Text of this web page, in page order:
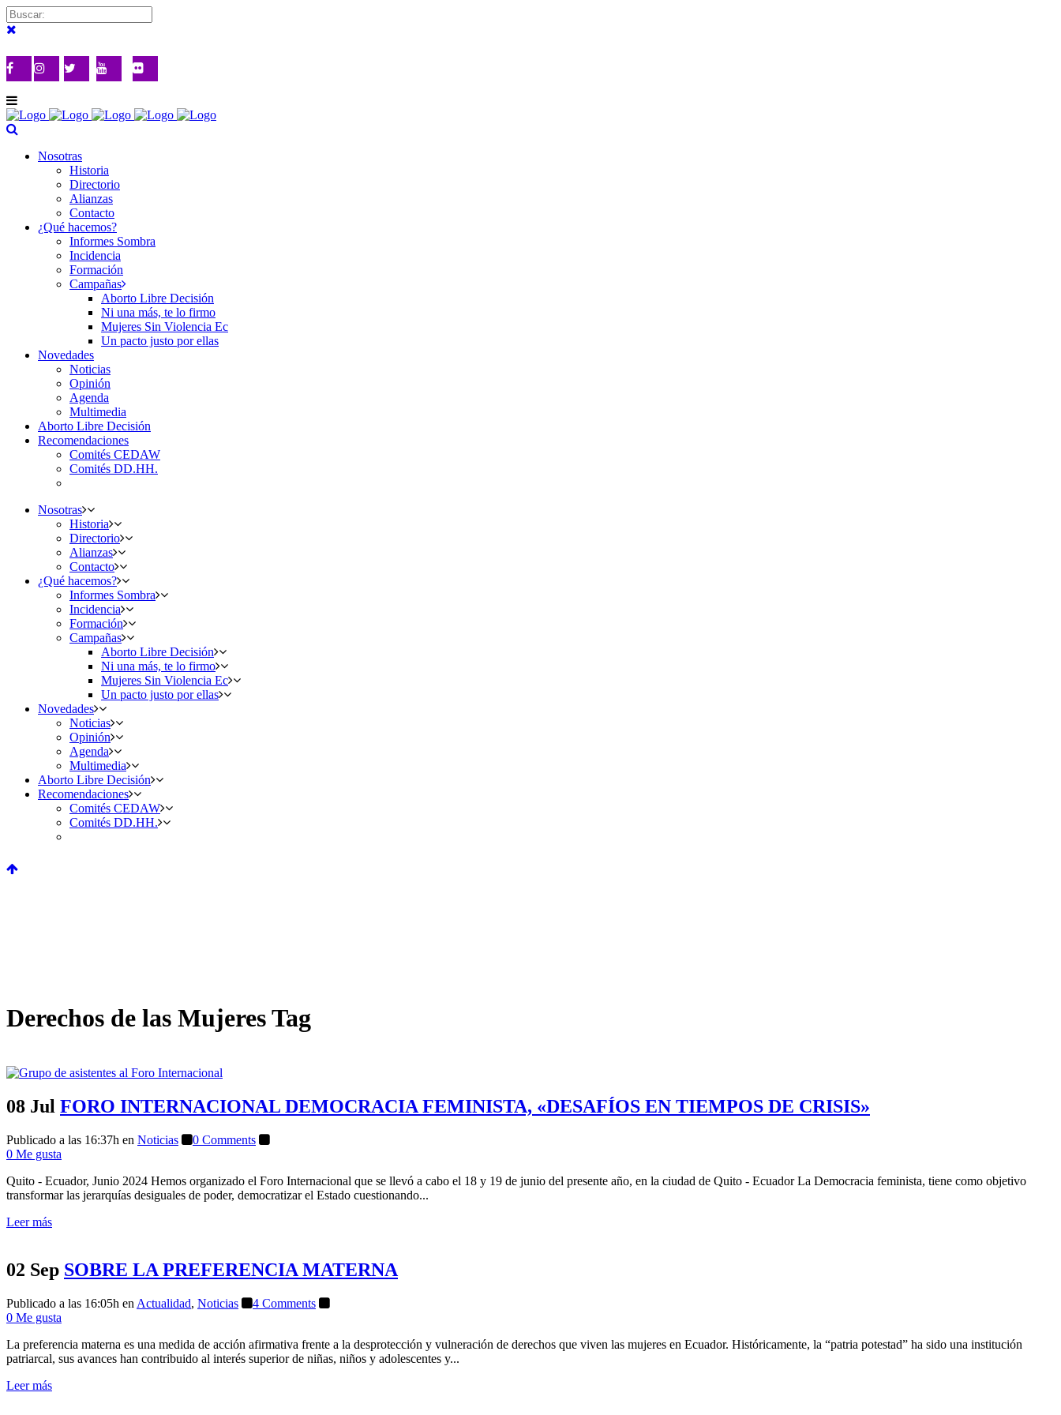
Nosotras
Historia
Directorio
Alianzas
Contacto
¿Qué hacemos?
Informes Sombra
Incidencia
Formación
Campañas
Aborto Libre Decisión
Ni una más, te lo firmo
Mujeres Sin Violencia Ec
Un pacto justo por ellas
Novedades
Noticias
Opinión
Agenda
Multimedia
Aborto Libre Decisión
Recomendaciones
Comités CEDAW
Comités DD.HH.
Nosotras
Historia
Directorio
Alianzas
Contacto
¿Qué hacemos?
Informes Sombra
Incidencia
Formación
Campañas
Aborto Libre Decisión
Ni una más, te lo firmo
Mujeres Sin Violencia Ec
Un pacto justo por ellas
Novedades
Noticias
Opinión
Agenda
Multimedia
Aborto Libre Decisión
Recomendaciones
Comités CEDAW
Comités DD.HH.
Derechos de las Mujeres Tag
08 Jul FORO INTERNACIONAL DEMOCRACIA FEMINISTA, «DESAFÍOS EN TIEMPOS DE CRISIS»
Publicado a las 16:37h en Noticias
0 Comments
0 Me gusta
Quito - Ecuador, Junio 2024 Hemos organizado el Foro Internacional que se llevó a cabo el 18 y 19 de junio del presente año, en la ciudad de Quito - Ecuador La Democracia feminista, tiene como objetivo
transformar las jerarquías desiguales de poder, democratizar el Estado cuestionando...
Leer más
02 Sep SOBRE LA PREFERENCIA MATERNA
Publicado a las 16:05h en Actualidad, Noticias
4 Comments
0 Me gusta
La preferencia materna es una medida de acción afirmativa frente a la desprotección y vulneración de derechos que viven las mujeres en Ecuador. Históricamente, la “patria potestad” ha sido una institución
patriarcal, sus avances han contribuido al interés superior de niñas, niños y adolescentes y...
Leer más